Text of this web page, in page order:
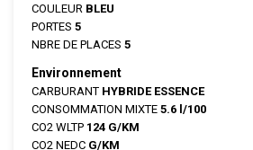
COULEUR BLEU
PORTES 5
NBRE DE PLACES 5
Environnement
CARBURANT HYBRIDE ESSENCE
CONSOMMATION MIXTE 5.6 l/100
CO2 WLTP 124 G/KM
CO2 NEDC G/KM